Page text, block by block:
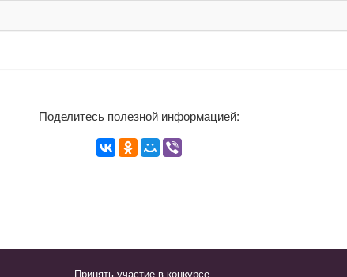
Поделитесь полезной информацией:
Принять участие в конкурсе